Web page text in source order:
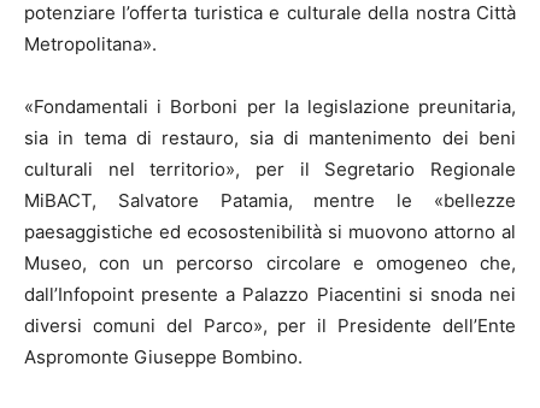
potenziare l’offerta turistica e culturale della nostra Città
Metropolitana».
«Fondamentali i Borboni per la legislazione preunitaria,
sia in tema di restauro, sia di mantenimento dei beni
culturali nel territorio», per il Segretario Regionale
MiBACT, Salvatore Patamia, mentre le «bellezze
paesaggistiche ed ecosostenibilità si muovono attorno al
Museo, con un percorso circolare e omogeneo che,
dall’Infopoint presente a Palazzo Piacentini si snoda nei
diversi comuni del Parco», per il Presidente dell’Ente
Aspromonte Giuseppe Bombino.